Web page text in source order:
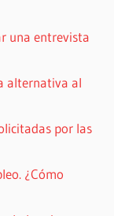
una entrevista
alternativa al
por las
¿Cómo